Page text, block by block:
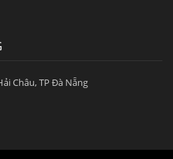
Châu, TP Đà Nẵng